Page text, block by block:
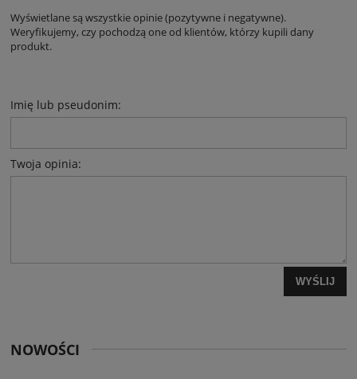
Wyświetlane są wszystkie opinie (pozytywne i negatywne).
Weryfikujemy, czy pochodzą one od klientów, którzy kupili dany
produkt.
Imię lub pseudonim:
Twoja opinia:
WYŚLIJ
NOWOŚCI